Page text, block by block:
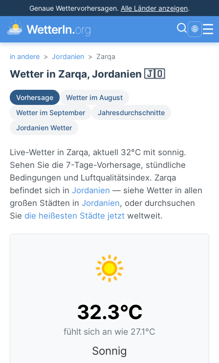
Genaue Wettervorhersagen. Alle Länder anzeigen.
WetterIn.org 🌐 ☰
in andere > Jordanien > Zarqa
Wetter in Zarqa, Jordanien 🇯🇴
Vorhersage
Wetter im August
Wetter im September
Jahresdurchschnitte
Jordanien Wetter
Live-Wetter in Zarqa, aktuell 32°C mit sonnig.
Sehen Sie die 7-Tage-Vorhersage, stündliche
Bedingungen und Luftqualitätsindex. Zarqa
befindet sich in Jordanien — siehe Wetter in allen
großen Städten in Jordanien, oder durchsuchen
Sie die heißesten Städte jetzt weltweit.
32.3°C
fühlt sich an wie 27.1°C
Sonnig